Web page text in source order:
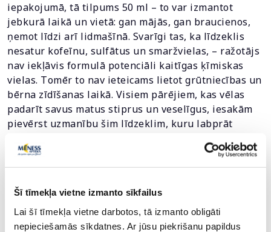
Šī tīmekļa vietne izmanto sīkfailus
Lai šī tīmekļa vietne darbotos, tā izmanto obligāti
nepieciešamās sīkdatnes. Ar jūsu piekrišanu papildus
iepakojumā, tā tilpums 50 ml – to var izmantot
jebkurā laikā un vietā: gan mājās, gan braucienos,
ņemot līdzi arī lidmašīnā. Svarīgi tas, ka līdzeklis
nesatur kofeīnu, sulfātus un smaržvielas, – ražotājs
nav iekļāvis formulā potenciāli kaitīgas ķīmiskas
vielas. Tоmēr to nav ieteicams lietot grūtniecības un
bērna zīdīšanas laikā. Visiem pārējiem, kas vēlas
padarīt savus matus stiprus un veselīgus, iesakām
pievērst uzmanību šim līdzeklim, kuru labprāt
Теksts: KARĪNA GALUZA.